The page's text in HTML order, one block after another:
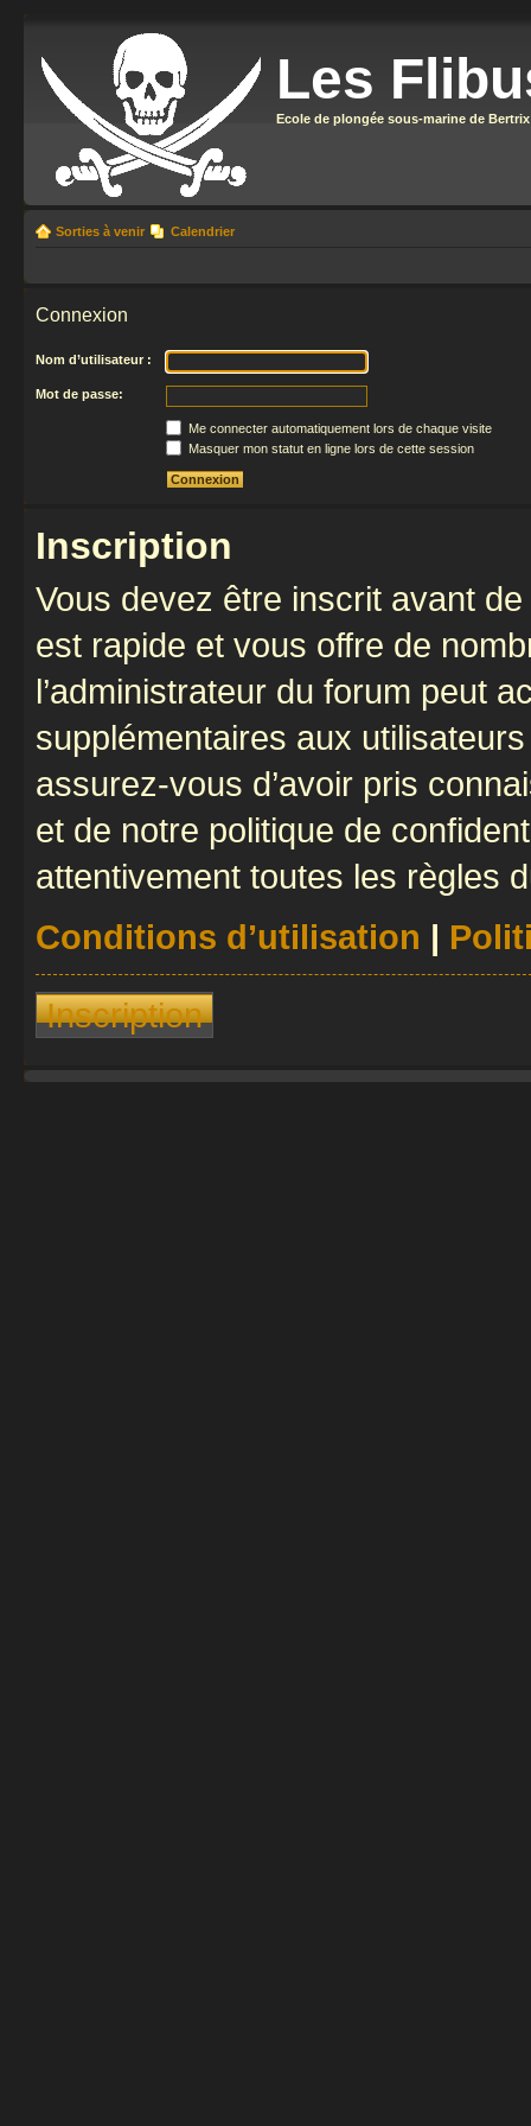
Les
Ecole de plongée sous-marine de Bertrix
Sorties à venir Calendrier
Connexion
Nom d’utilisateur :
Mot de passe:
Me connecter automatiquement lors de chaque visite
Masquer mon statut en ligne lors de cette session
Inscription
Vous devez être inscrit avant
est rapide et vous offre de
l’administrateur du forum peut
supplémentaires aux
assurez-vous d’avoir pris
et de notre politique de
attentivement toutes les règles
Conditions d’utilisation |
Inscription